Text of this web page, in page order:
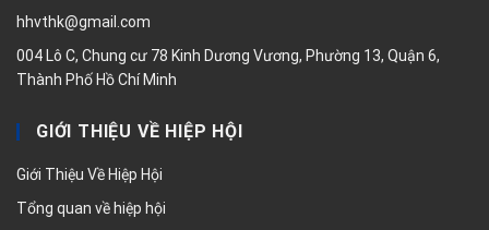
hhvthk@gmail.com
004 Lô C, Chung cư 78 Kinh Dương Vương, Phường 13, Quận 6,
Thành Phố Hồ Chí Minh
GIỚI THIỆU VỀ HIỆP HỘI
Giới Thiệu Về Hiệp Hội
Tổng quan về hiệp hội